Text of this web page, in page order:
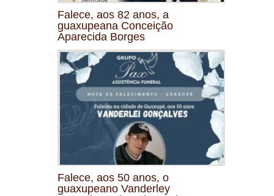
Falece, aos 82 anos, a
guaxupeana Conceição
Aparecida Borges
Falece, aos 50 anos, o
guaxupeano Vanderley